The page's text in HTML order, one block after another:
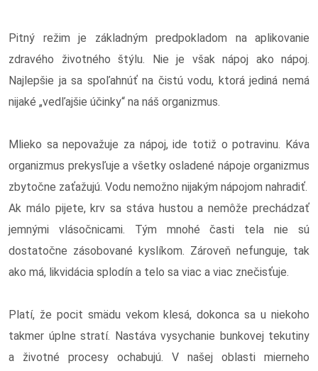
Pitný režim je základným predpokladom na aplikovanie
zdravého životného štýlu. Nie je však nápoj ako nápoj.
Najlepšie ja sa spoľahnúť na čistú vodu, ktorá jediná nemá
nijaké „vedľajšie účinky“ na náš organizmus.
Mlieko sa nepovažuje za nápoj, ide totiž o potravinu. Káva
organizmus prekysľuje a všetky osladené nápoje organizmus
zbytočne zaťažujú. Vodu nemožno nijakým nápojom nahradiť.
Ak málo pijete, krv sa stáva hustou a nemôže prechádzať
jemnými vlásočnicami. Tým mnohé časti tela nie sú
dostatočne zásobované kyslíkom. Zároveň nefunguje, tak
ako má, likvidácia splodín a telo sa viac a viac znečisťuje.
Platí, že pocit smädu vekom klesá, dokonca sa u niekoho
takmer úplne stratí. Nastáva vysychanie bunkovej tekutiny
a životné procesy ochabujú. V našej oblasti mierneho